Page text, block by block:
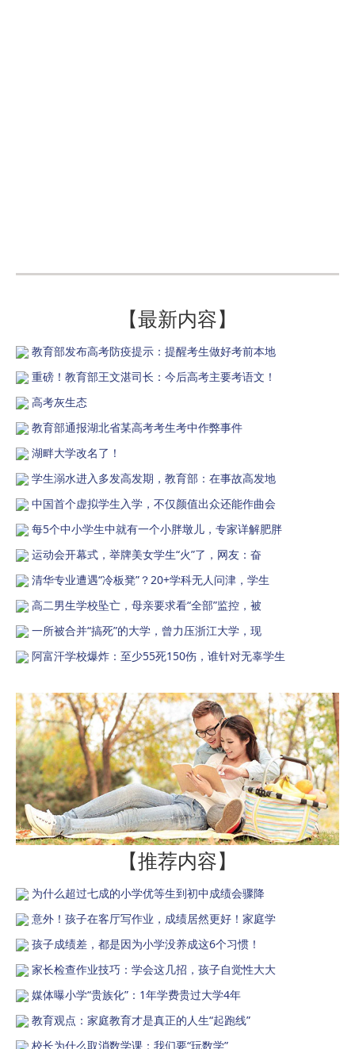
【最新内容】
教育部发布高考防疫提示：提醒考生做好考前本地
重磅！教育部王文湛司长：今后高考主要考语文！
高考灰生态
教育部通报湖北省某高考考生考中作弊事件
湖畔大学改名了！
学生溺水进入多发高发期，教育部：在事故高发地
中国首个虚拟学生入学，不仅颜值出众还能作曲会
每5个中小学生中就有一个小胖墩儿，专家详解肥胖
运动会开幕式，举牌美女学生“火”了，网友：奋
清华专业遭遇“冷板凳”？20+学科无人问津，学生
高二男生学校坠亡，母亲要求看“全部”监控，被
一所被合并“搞死”的大学，曾力压浙江大学，现
阿富汗学校爆炸：至少55死150伤，谁针对无辜学生
【推荐内容】
为什么超过七成的小学优等生到初中成绩会骤降
意外！孩子在客厅写作业，成绩居然更好！家庭学
孩子成绩差，都是因为小学没养成这6个习惯！
家长检查作业技巧：学会这几招，孩子自觉性大大
媒体曝小学“贵族化”：1年学费贵过大学4年
教育观点：家庭教育才是真正的人生“起跑线”
校长为什么取消数学课：我们要“玩数学”